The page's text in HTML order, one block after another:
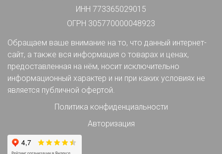
ИНН 773365029015
ОГРН 305770000048923
Обращаем ваше внимание на то, что данный интернет-
сайт, а также вся информация о товарах и ценах,
предоставленная на нём, носит исключительно
информационный характер и ни при каких условиях не
является публичной офертой.
Политика конфиденциальности
Авторизация